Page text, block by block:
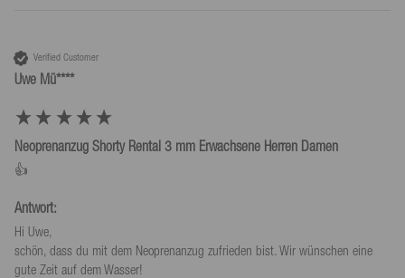
Verified Customer
Uwe Mü****
Neoprenanzug Shorty Rental 3 mm Erwachsene Herren Damen
👍
Antwort:
Hi Uwe,
schön, dass du mit dem Neoprenanzug zufrieden bist. Wir wünschen eine
gute Zeit auf dem Wasser!